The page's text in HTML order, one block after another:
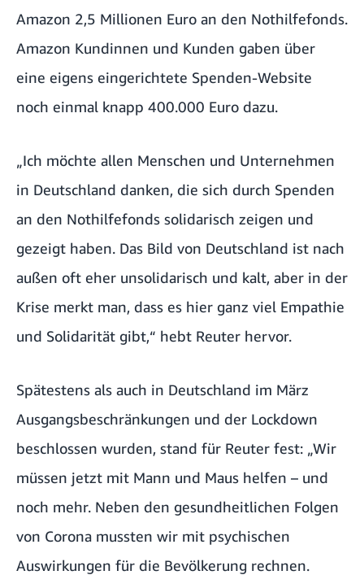
Amazon 2,5 Millionen Euro an den Nothilfefonds.
Amazon Kundinnen und Kunden gaben über
eine eigens eingerichtete Spenden-Website
noch einmal knapp 400.000 Euro dazu.
„Ich möchte allen Menschen und Unternehmen
in Deutschland danken, die sich durch Spenden
an den Nothilfefonds solidarisch zeigen und
gezeigt haben. Das Bild von Deutschland ist nach
außen oft eher unsolidarisch und kalt, aber in der
Krise merkt man, dass es hier ganz viel Empathie
und Solidarität gibt,“ hebt Reuter hervor.
Spätestens als auch in Deutschland im März
Ausgangsbeschränkungen und der Lockdown
beschlossen wurden, stand für Reuter fest: „Wir
müssen jetzt mit Mann und Maus helfen – und
noch mehr. Neben den gesundheitlichen Folgen
von Corona mussten wir mit psychischen
Auswirkungen für die Bevölkerung rechnen.